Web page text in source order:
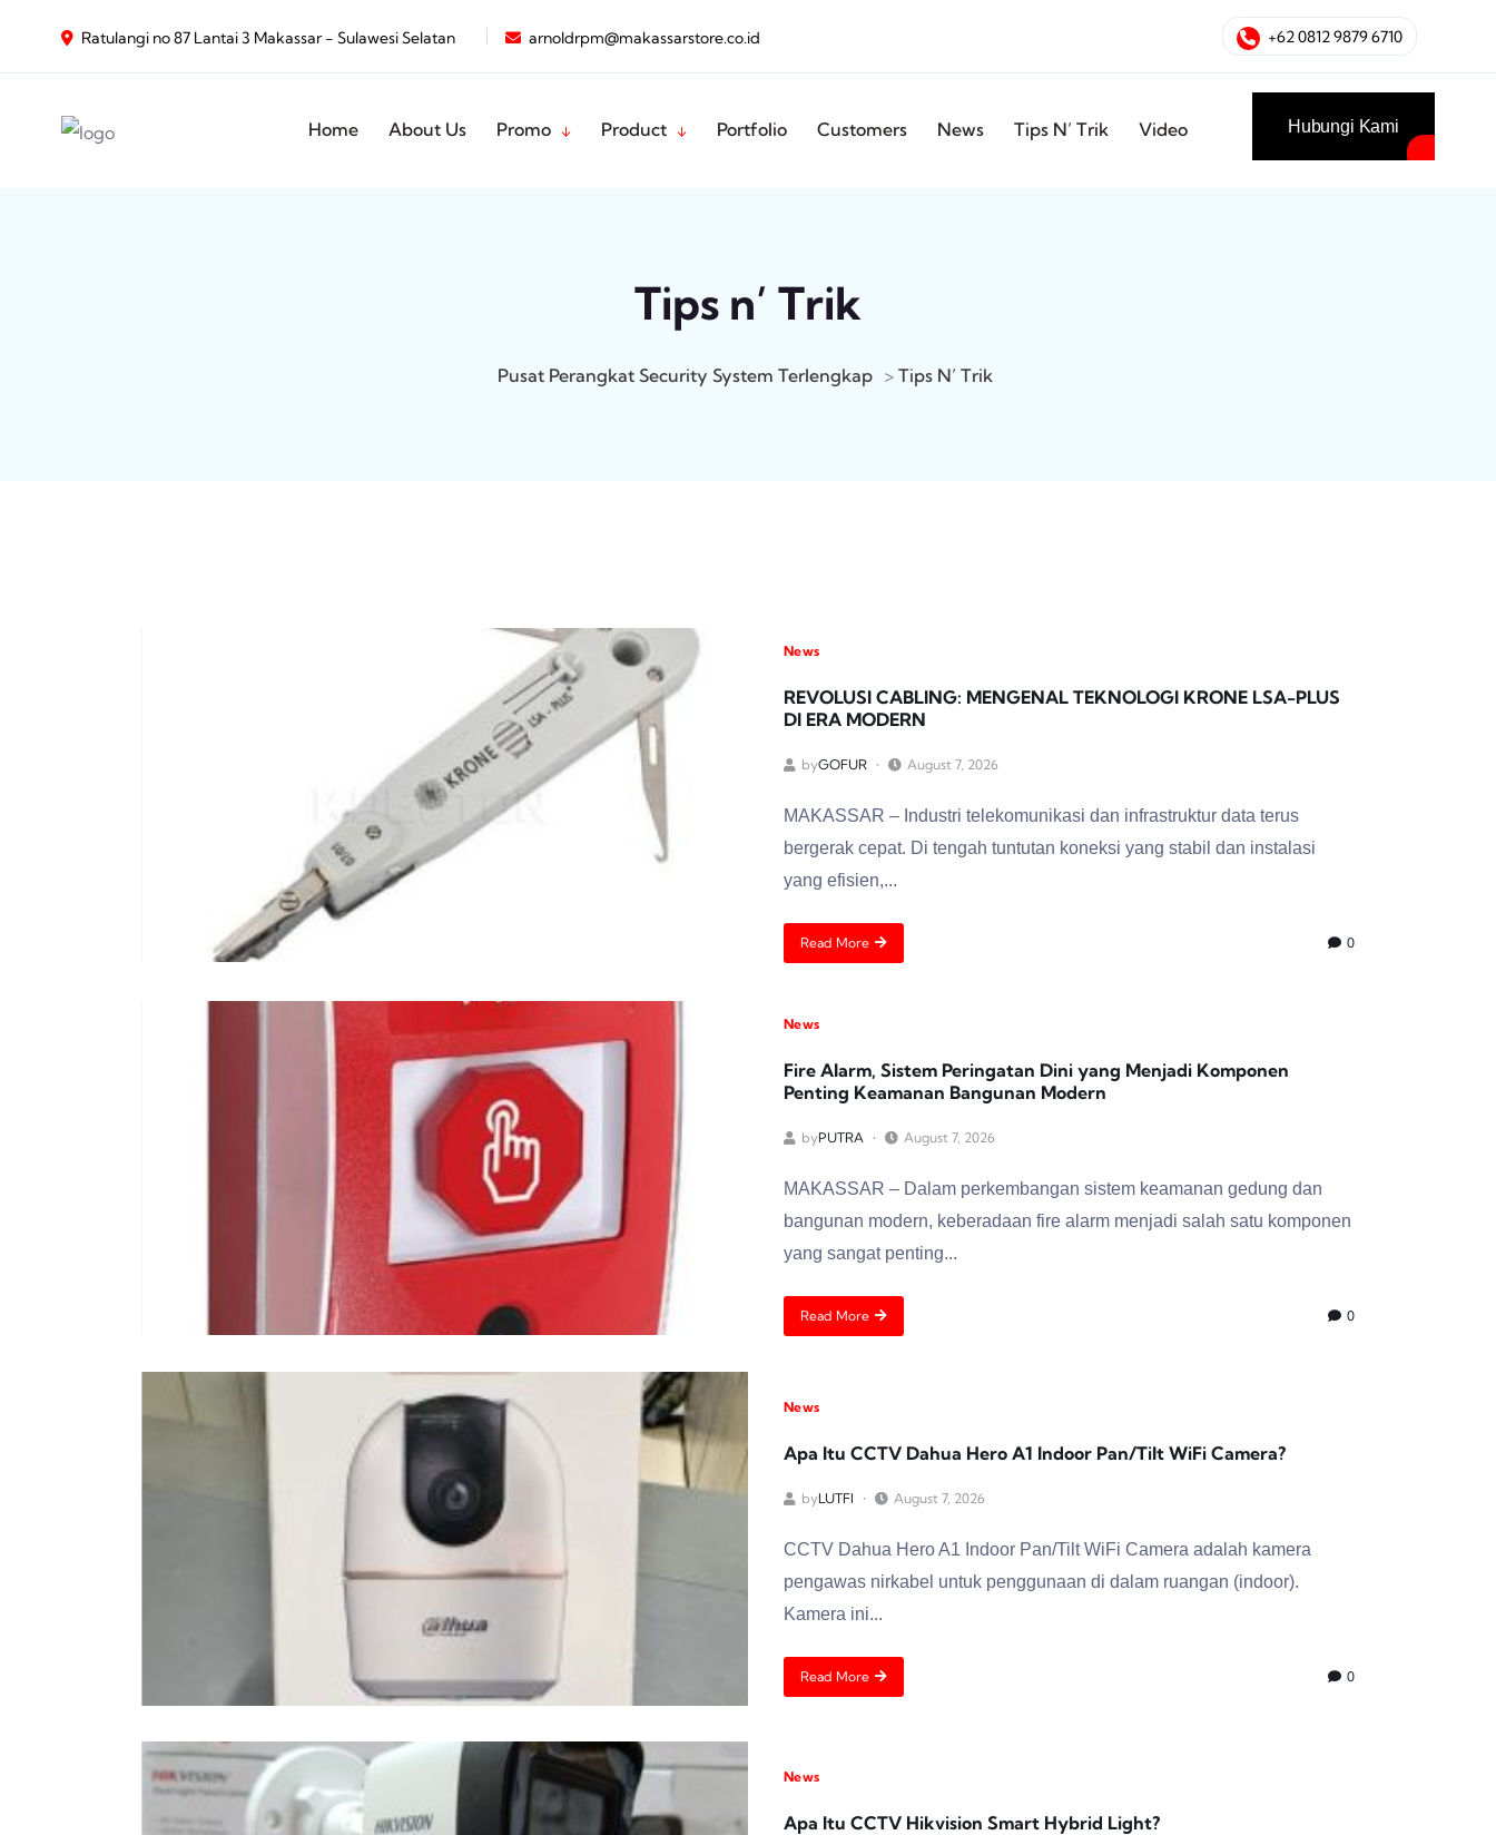
Ratulangi no 87 Lantai 3 Makassar - Sulawesi Selatan arnoldrpm@makassarstore.co.id +62 0812 9879 6710
Home About Us Promo Product Portfolio Customers News Tips N’ Trik Video Hubungi Kami
Tips n’ Trik
Pusat Perangkat Security System Terlengkap > Tips N’ Trik
News
REVOLUSI CABLING: MENGENAL TEKNOLOGI KRONE LSA-PLUS
DI ERA MODERN
byGOFUR August 7, 2026
MAKASSAR – Industri telekomunikasi dan infrastruktur data terus
bergerak cepat. Di tengah tuntutan koneksi yang stabil dan instalasi
yang efisien,...
Read More 0
News
Fire Alarm, Sistem Peringatan Dini yang Menjadi Komponen
Penting Keamanan Bangunan Modern
byPUTRA August 7, 2026
MAKASSAR – Dalam perkembangan sistem keamanan gedung dan
bangunan modern, keberadaan fire alarm menjadi salah satu komponen
yang sangat penting...
Read More 0
News
Apa Itu CCTV Dahua Hero A1 Indoor Pan/Tilt WiFi Camera?
byLUTFI August 7, 2026
CCTV Dahua Hero A1 Indoor Pan/Tilt WiFi Camera adalah kamera
pengawas nirkabel untuk penggunaan di dalam ruangan (indoor).
Kamera ini...
Read More 0
News
Apa Itu CCTV Hikvision Smart Hybrid Light?